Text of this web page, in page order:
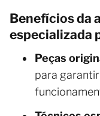
Benefícios da
especializada
Peças
para